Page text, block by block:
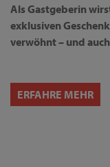
Als Gastgeberin
exklusiven
verwöhnt – und
ERFAHRE MEHR